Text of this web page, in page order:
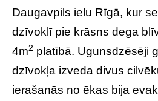
Daugavpils ielu Rīgā, kur
dzīvoklī pie krāsns dega
4m2 platībā. Ugunsdzēsēji
dzīvokļa izveda divus
ierašanās no ēkas bija